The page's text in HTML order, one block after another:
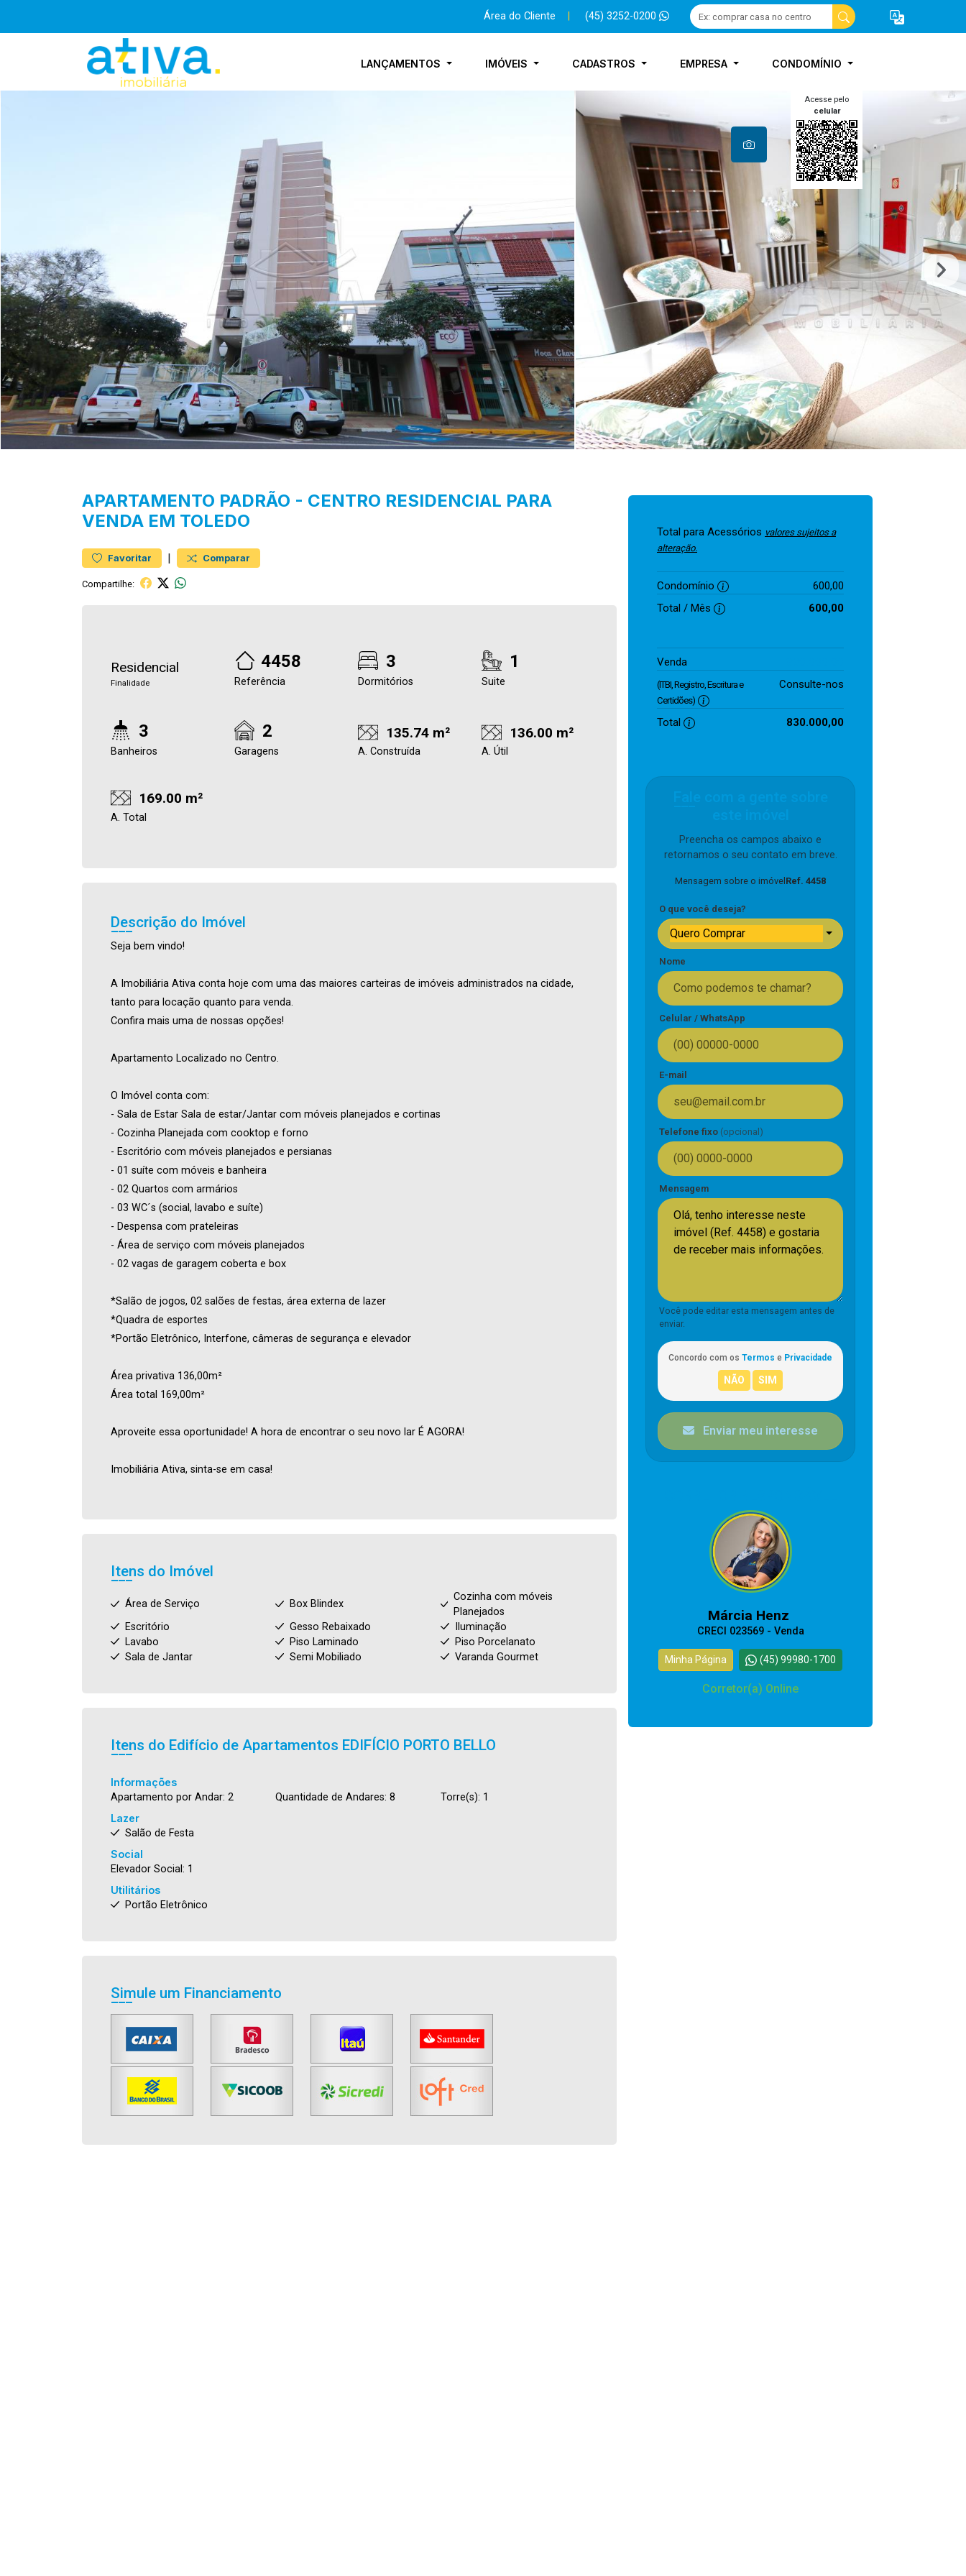
Área do Cliente (45) 3252-0200
LANÇAMENTOS IMÓVEIS CADASTROS EMPRESA CONDOMÍNIO
Acesse pelo
celular
APARTAMENTO PADRÃO - CENTRO RESIDENCIAL PARA
VENDA EM TOLEDO
Favoritar | Comparar
Compartilhe:
Residencial
Finalidade
4458
Referência
3
Dormitórios
1
Suite
3
Banheiros
2
Garagens
135.74 m²
A. Construída
136.00 m²
A. Útil
169.00 m²
A. Total
Descrição do Imóvel
Seja bem vindo!
A Imobiliária Ativa conta hoje com uma das maiores carteiras de imóveis administrados na cidade,
tanto para locação quanto para venda.
Confira mais uma de nossas opções!
Apartamento Localizado no Centro.
O Imóvel conta com:
- Sala de Estar Sala de estar/Jantar com móveis planejados e cortinas
- Cozinha Planejada com cooktop e forno
- Escritório com móveis planejados e persianas
- 01 suíte com móveis e banheira
- 02 Quartos com armários
- 03 WC´s (social, lavabo e suíte)
- Despensa com prateleiras
- Área de serviço com móveis planejados
- 02 vagas de garagem coberta e box
*Salão de jogos, 02 salões de festas, área externa de lazer
*Quadra de esportes
*Portão Eletrônico, Interfone, câmeras de segurança e elevador
Área privativa 136,00m²
Área total 169,00m²
Aproveite essa oportunidade! A hora de encontrar o seu novo lar É AGORA!
Imobiliária Ativa, sinta-se em casa!
Itens do Imóvel
Área de Serviço Box Blindex
Cozinha com móveis
Planejados
Escritório
Gesso Rebaixado
Iluminação
Lavabo
Piso Laminado
Piso Porcelanato
Sala de Jantar
Semi Mobiliado Varanda Gourmet
Itens do Edifício de Apartamentos EDIFÍCIO PORTO BELLO
Informações
Apartamento por Andar: 2
Quantidade de Andares: 8
Torre(s): 1
Lazer
Salão de Festa
Social
Elevador Social: 1
Utilitários
Portão Eletrônico
Simule um Financiamento
Total para Acessórios valores sujeitos a
alteração.
Condomínio
600,00
Total / Mês
600,00
Venda
(ITBI, Registro, Escritura e
Certidões)
Consulte-nos
Total 830.000,00
Preencha os campos abaixo e
retornamos o seu contato em breve.
Mensagem sobre o imóvel Ref. 4458
O que você deseja?
Quero Comprar
Nome
Celular / WhatsApp
E-mail
Telefone fixo (opcional)
Mensagem
Você pode editar esta mensagem antes de
enviar.
Concordo com os Termos e Privacidade
Enviar meu interesse
Márcia Henz
CRECI 023569 - Venda
Minha Página (45) 99980-1700
Corretor(a) Online